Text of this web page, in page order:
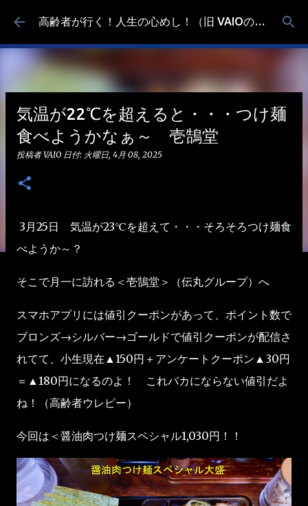
スキップしてメイン コンテンツに移動 高齢者が行く！人生の心めし！（旧 VAIOの食べ歩き）
気温が22℃を超えると・・・つけ麺
食べようかなぁ～ 壱鵠堂
投稿者VAIO 日付: 火曜日, 4月 08, 2025
3月25日 気温が23℃を超えて・・・そろそろつけ麺食
べようか～？
そこで月一に訪れる＜壱鵠堂＞（伝丸グループ）へ
スマホアプリには値引クーポンがあって、ポイント数で
ブロンズ→シルバー→ゴールドで値引クーポンが配信さ
れてて、小生現在▲150円＋アンケートクーポン▲30円
＝▲180円になるのよ！ これバカにならない値引だよ
ね！（高齢者ウレピー）
今回は＜醤油肉つけ麺スペシャル1,030円！！